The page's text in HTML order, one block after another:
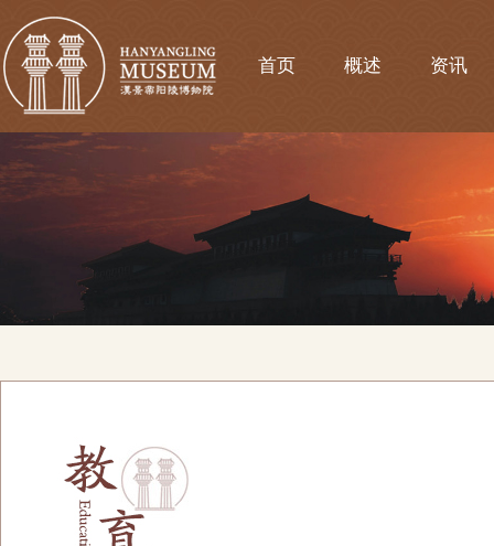
首页 概述 资讯